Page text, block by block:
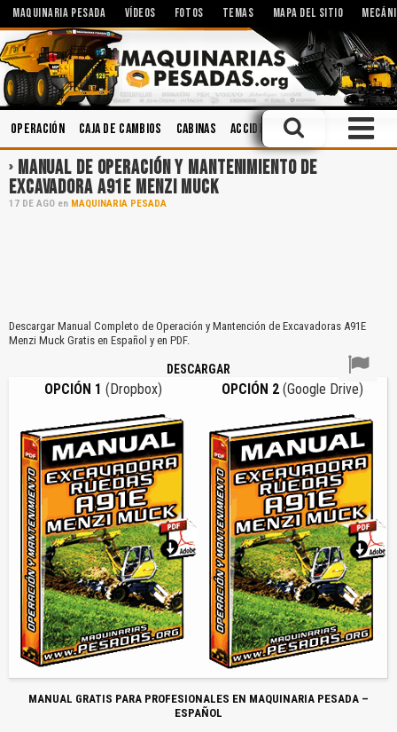
MAQUINARIA PESADA VÍDEOS FOTOS TEMAS MAPA DEL SITIO
Operación Caja de Cambios Cabinas Accidentes Ingeniería
MANUAL DE OPERACIÓN Y MANTENIMIENTO DE
EXCAVADORA A91E MENZI MUCK
17 DE AGO en MAQUINARIA PESADA
Descargar Manual Completo de Operación y Mantención de Excavadoras A91E
Menzi Muck Gratis en Español y en PDF.
DESCARGAR
OPCIÓN 1 (Dropbox) OPCIÓN 2 (Google Drive)
MANUAL GRATIS PARA PROFESIONALES EN MAQUINARIA PESADA –
ESPAÑOL